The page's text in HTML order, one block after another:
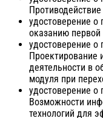
удостоверение
оказанию
удостоверение
Проектирование
деятельности в
модуля при
удостоверение
Возможности
технологий для